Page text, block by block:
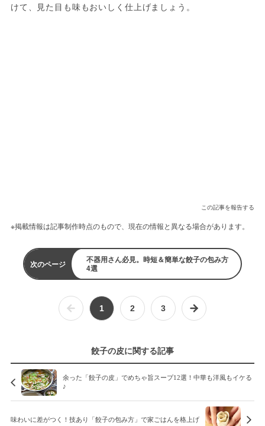
けて、見た目も味もおいしく仕上げましょう。
この記事を報告する
※掲載情報は記事制作時点のもので、現在の情報と異なる場合があります。
次のページ
不器用さん必見。時短＆簡単な餃子の包み方
4選
1 2 3
餃子の皮に関する記事
余った「餃子の皮」でめちゃ旨スープ12選！中華も洋風もイケる
♪
味わいに差がつく！技あり「餃子の包み方」で家ごはんを格上げ